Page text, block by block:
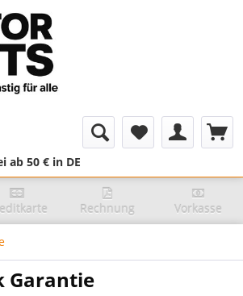
ab 50 € in DE
Rechnung Vorkasse
Garantie